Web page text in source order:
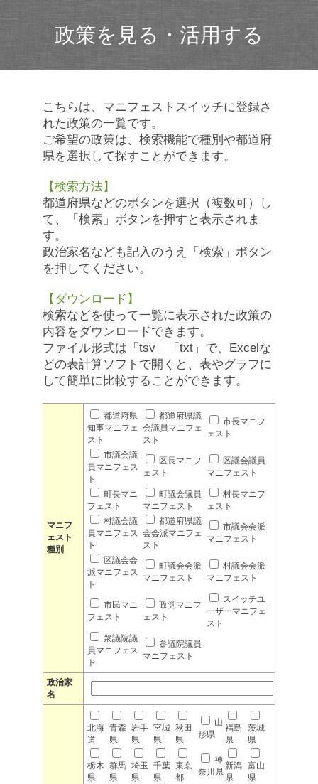
政策を見る・活用する
こちらは、マニフェストスイッチに登録さ
れた政策の一覧です。
ご希望の政策は、検索機能で種別や都道府
県を選択して探すことができます。
【検索方法】
都道府県などのボタンを選択（複数可）し
て、「検索」ボタンを押すと表示されま
す。
政治家名なども記入のうえ「検索」ボタン
を押してください。
【ダウンロード】
検索などを使って一覧に表示された政策の
内容をダウンロードできます。
ファイル形式は「tsv」「txt」で、Excelな
どの表計算ソフトで開くと、表やグラフに
して簡単に比較することができます。
マニフ
ェスト
種別
都道府県
知事マニフェ
スト
都道府県議
会議員マニフェ
スト
市長マニフ
ェスト
市議会議
員マニフェス
ト
区長マニフ
ェスト
区議会議員
マニフェスト
町長マニ
フェスト
町議会議員
マニフェスト
村長マニフ
ェスト
村議会議
員マニフェス
ト
都道府県議
会会派マニフェ
スト
市議会会派
マニフェスト
区議会会
派マニフェス
ト
町議会会派
マニフェスト
村議会会派
マニフェスト
市民マニ
フェスト
政党マニフ
ェスト
スイッチユ
ーザーマニフェ
スト
衆議院議
員マニフェス
ト
参議院議員
マニフェスト
政治家
名
北海
道
青森
県
岩手
県
宮城
県
秋田
県
山
形県
福島
県
茨城
県
栃木
県
群馬
県
埼玉
県
千葉
県
東京
都
神
奈川県
新潟
県
富山
県